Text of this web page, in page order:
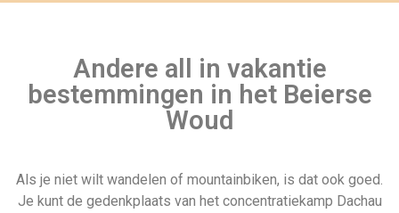
Andere all in vakantie
bestemmingen in het Beierse
Woud
Als je niet wilt wandelen of mountainbiken, is dat ook goed.
Je kunt de gedenkplaats van het concentratiekamp Dachau